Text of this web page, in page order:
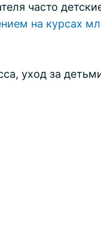
часто
на курсах
уход за